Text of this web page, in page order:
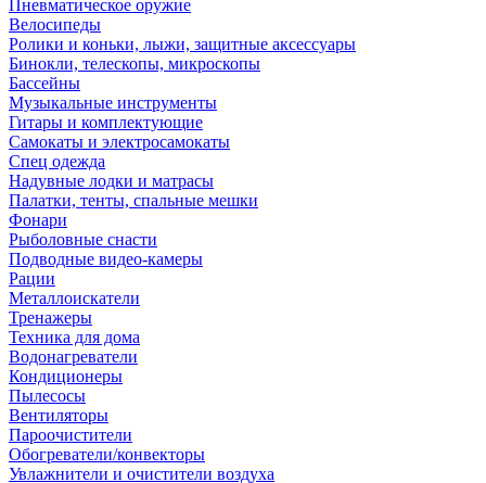
Пневматическое оружие
Велосипеды
Ролики и коньки, лыжи, защитные аксессуары
Бинокли, телескопы, микроскопы
Бассейны
Музыкальные инструменты
Гитары и комплектующие
Самокаты и электросамокаты
Спец одежда
Надувные лодки и матрасы
Палатки, тенты, спальные мешки
Фонари
Рыболовные снасти
Подводные видео-камеры
Рации
Металлоискатели
Тренажеры
Техника для дома
Водонагреватели
Кондиционеры
Пылесосы
Вентиляторы
Пароочистители
Обогреватели/конвекторы
Увлажнители и очистители воздуха